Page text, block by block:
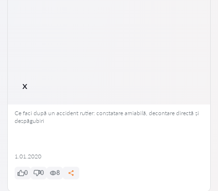
x
Ce faci după un accident rutier: constatare amiabilă, decontare directă și
despăgubiri
1.01.2020
0 0 8